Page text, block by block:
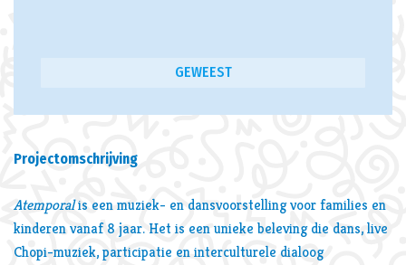
GEWEEST
Projectomschrijving
Atemporalis een muziek- en dansvoorstelling voor families en
kinderen vanaf 8 jaar. Het is een unieke beleving die dans, live
Chopi-muziek, participatie en interculturele dialoog